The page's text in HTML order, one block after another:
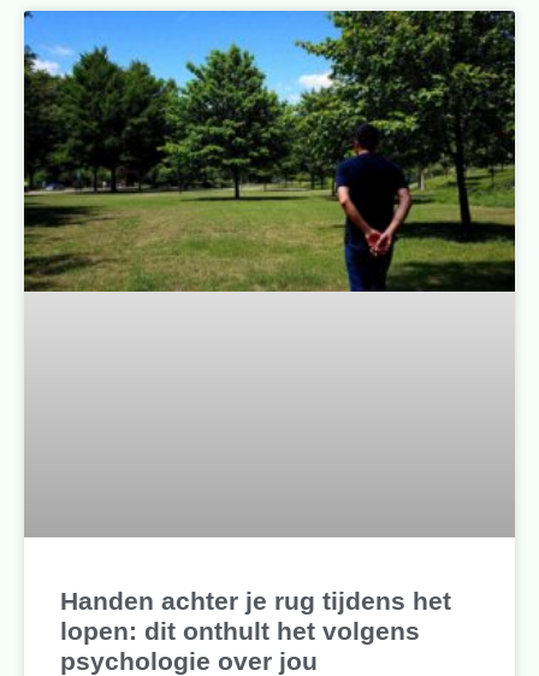
Handen achter je rug tijdens het
lopen: dit onthult het volgens
psychologie over jou